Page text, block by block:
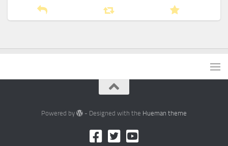
Powered by - Designed with the Hueman theme